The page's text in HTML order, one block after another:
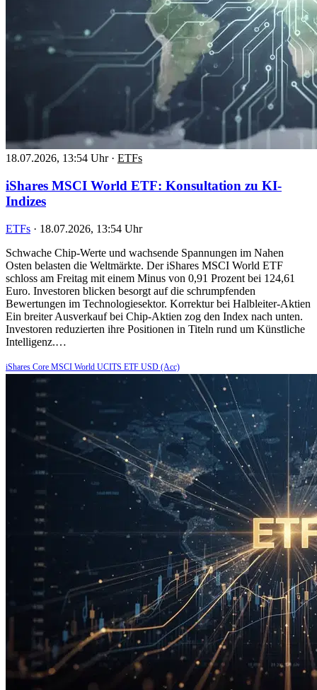
18.07.2026, 13:54 Uhr · ETFs
iShares MSCI World ETF: Konsultation zu KI-
Indizes
ETFs · 18.07.2026, 13:54 Uhr
Schwache Chip-Werte und wachsende Spannungen im Nahen
Osten belasten die Weltmärkte. Der iShares MSCI World ETF
schloss am Freitag mit einem Minus von 0,91 Prozent bei 124,61
Euro. Investoren blicken besorgt auf die schrumpfenden
Bewertungen im Technologiesektor. Korrektur bei Halbleiter-Aktien
Ein breiter Ausverkauf bei Chip-Aktien zog den Index nach unten.
Investoren reduzierten ihre Positionen in Titeln rund um Künstliche
Intelligenz.…
iShares Core MSCI World UCITS ETF USD (Acc)